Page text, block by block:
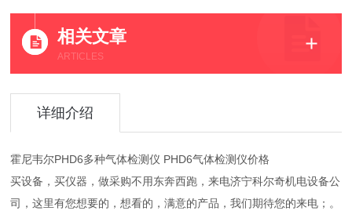
相关文章
ARTICLES
详细介绍
霍尼韦尔PHD6多种气体检测仪 PHD6气体检测仪价格
买设备，买仪器，做采购不用东奔西跑，来电济宁科尔奇机电设备公
司，这里有您想要的，想看的，满意的产品，我们期待您的来电；。